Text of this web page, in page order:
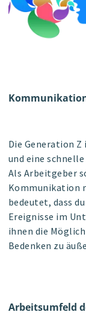
Die Generation
und eine
Als Arbeitgeber
Kommunikation
bedeutet, dass
Ereignisse im
ihnen die
Bedenken zu
Arbeitsumfeld